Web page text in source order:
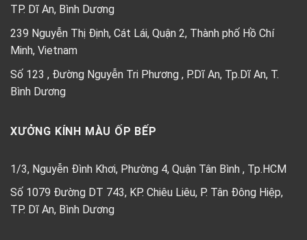
TP. Dĩ An, Bình Dương
239 Nguyễn Thị Định, Cát Lái, Quận 2, Thành phố Hồ Chí
Minh, Vietnam
Số 123 , Đường Nguyễn Tri Phương , P.Dĩ An, Tp.Dĩ An, T.
Bình Dương
XƯỞNG KÍNH MÀU ỐP BẾP
1/3, Nguyễn Đình Khơi, Phường 4, Quận Tân Bình , Tp.HCM
Số 1079 Đường DT 743, KP. Chiêu Liêu, P. Tân Đông Hiệp,
TP. Dĩ An, Bình Dương